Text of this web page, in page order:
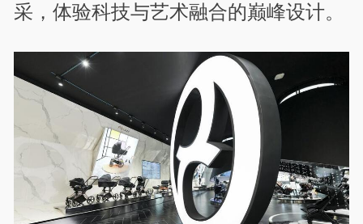
采，体验科技与艺术融合的巅峰设计。